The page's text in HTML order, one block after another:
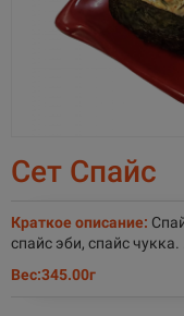
Сет Спайс
Краткое описание:
спайс эби, спайс чукка.
Вес:345.00г